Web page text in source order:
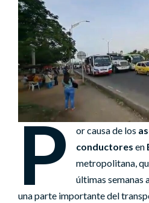
P or causa de los
conductoresen
metropolitana,
últimas semanas
una parte importante del